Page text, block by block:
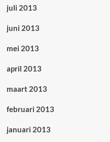
juli 2013
juni 2013
mei 2013
april 2013
maart 2013
februari 2013
januari 2013